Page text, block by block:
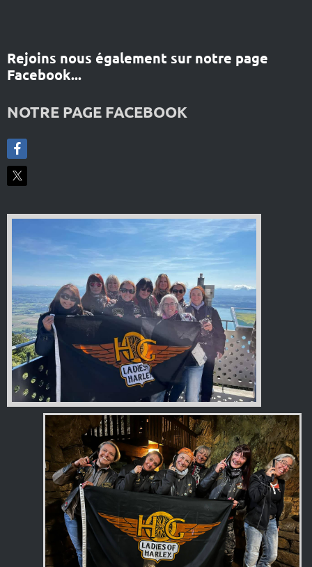
Rejoins nous également sur notre page
Facebook...
NOTRE PAGE FACEBOOK